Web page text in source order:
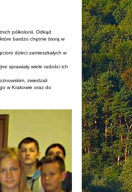
półkolonii. Odkąd
bardzo chętnie biorą w
dzieci zamieszkałych w
sprawiały wiele radości ich
zwiedzali
w Krakowie oraz do